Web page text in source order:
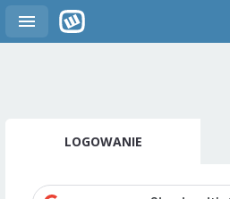
LOGOWANIE